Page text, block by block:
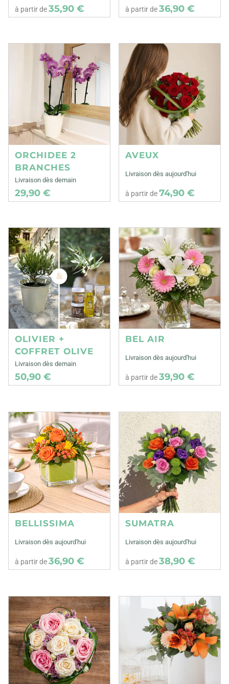
à partir de35,90 € à partir de36,90 €
ORCHIDEE 2
BRANCHES
Livraison dès demain
29,90 €
AVEUX
Livraison dès aujourd'hui
à partir de74,90 €
OLIVIER +
COFFRET OLIVE
Livraison dès demain
50,90 €
BEL AIR
Livraison dès aujourd'hui
à partir de39,90 €
BELLISSIMA
Livraison dès aujourd'hui
à partir de36,90 €
SUMATRA
Livraison dès aujourd'hui
à partir de38,90 €